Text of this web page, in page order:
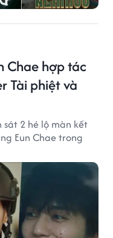
Chae hợp tác
Tài phiệt và
2 hé lộ màn kết
Eun Chae trong